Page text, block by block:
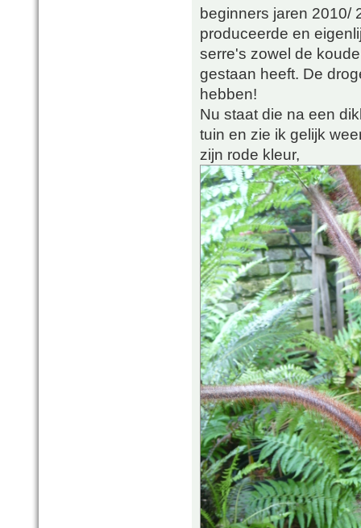
beginners jaren 2010/
produceerde en
serre's zowel de
gestaan heeft. De
hebben!
Nu staat die na een
tuin en zie ik gelijk
zijn rode kleur,